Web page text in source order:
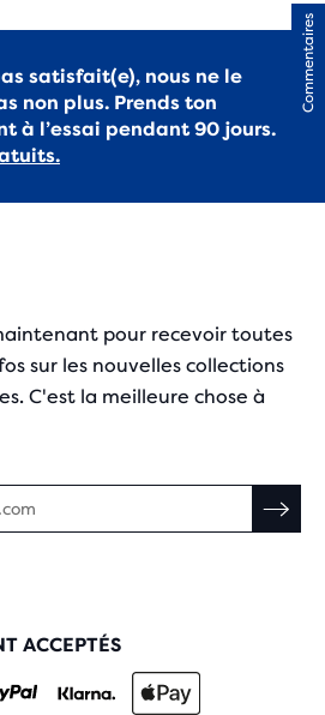
satisfait(e), nous ne le
non plus. Prends ton
à l’essai pendant 90 jours.
pour recevoir toutes
sur les nouvelles collections
C'est la meilleure chose à
ACCEPTÉS
Commentaires